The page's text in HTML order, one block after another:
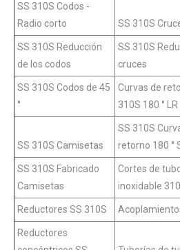
SS 310S Codos -
Radio corto
SS 310S
SS 310S Reducción
de los codos
SS 310S
cruces
SS 310S Codos de 45
°
Curvas de
310S 180 ° LR
SS 310S Camisetas
SS 310S
retorno 180 °
SS 310S Fabricado
Camisetas
Cortes de
inoxidable
Reductores SS 310S
Reductores